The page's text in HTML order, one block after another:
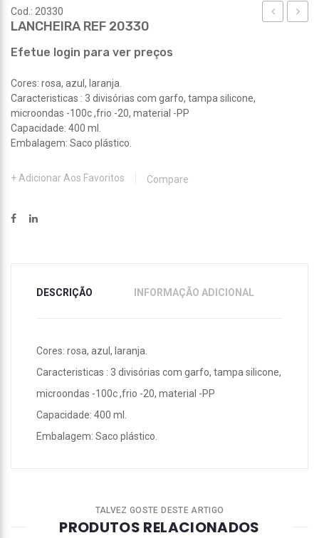
Cod.: 20330
LANCHEIRA REF 20330
Efetue login para ver preços
Cores: rosa, azul, laranja.
Caracteristicas : 3 divisórias com garfo, tampa silicone,
microondas -100c ,frio -20, material -PP
Capacidade: 400 ml.
Embalagem: Saco plástico.
Adicionar Aos Favoritos Compare
DESCRIÇÃO INFORMAÇÃO ADICIONAL
Cores: rosa, azul, laranja.
Caracteristicas : 3 divisórias com garfo, tampa silicone,
microondas -100c ,frio -20, material -PP
Capacidade: 400 ml.
Embalagem: Saco plástico.
TALVEZ GOSTE DESTE ARTIGO
PRODUTOS RELACIONADOS